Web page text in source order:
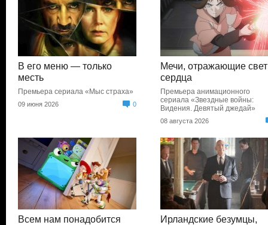
В его меню — только
месть
Премьера сериала «Мыс страха»
09 июня 2026 0
Мечи, отражающие свет
сердца
Премьера анимационного
сериала «Звездные войны:
Видения. Девятый джедай»
08 августа 2026
Всем нам понадобится
Ирландские безумцы,